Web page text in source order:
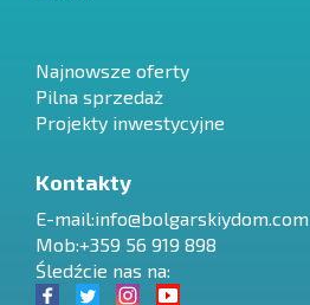
Najnowsze oferty
Pilna sprzedaż
Projekty inwestycyjne
Kontakty
E-mail:info@bolgarskiydom.com
Mob:+359 56 919 898
Śledźcie nas na: